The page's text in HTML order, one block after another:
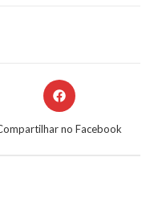
no Facebook